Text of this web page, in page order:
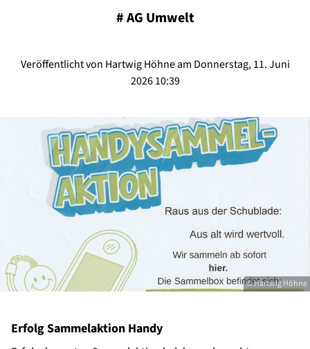
#AG Umwelt
Veröffentlicht von Hartwig Höhne am Donnerstag, 11. Juni
2026 10:39
© Hartwig Höhne
Erfolg Sammelaktion Handy